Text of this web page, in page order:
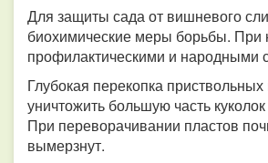
Для защиты сада от вишневого
биохимические меры борьбы. При
профилактическими и
Глубокая перекопка
уничтожить большую часть
При переворачивании пластов
вымерзнут.